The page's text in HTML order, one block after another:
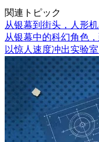
関連トピック
从银幕到街头，人形
从银幕中的科幻角色
以惊人速度冲出实验